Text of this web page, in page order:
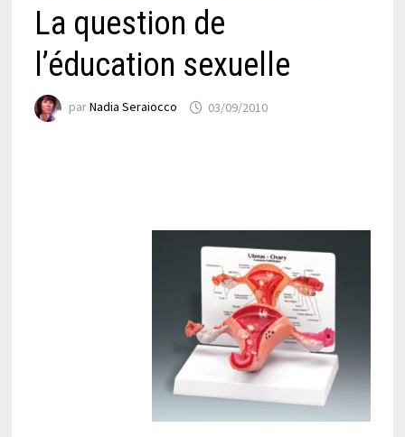
La question de
l’éducation sexuelle
parNadia Seraiocco 03/09/2010